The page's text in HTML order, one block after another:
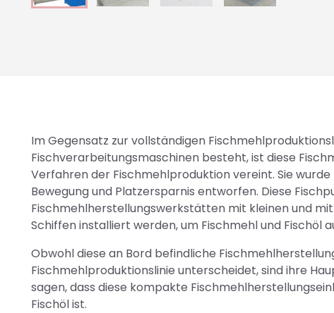
Im Gegensatz zur vollständigen
Fischverarbeitungsmaschinen besteht, ist diese
Verfahren der Fischmehlproduktion vereint. Sie
Bewegung und Platzersparnis entworfen. Diese
Fischmehlherstellungswerkstätten mit kleinen und
Schiffen installiert werden, um Fischmehl und Fischöl
Obwohl diese an Bord befindliche
Fischmehlproduktionslinie unterscheidet, sind ihre
sagen, dass diese kompakte
Fischöl ist.